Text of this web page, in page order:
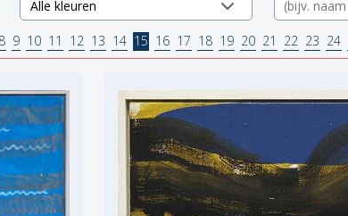
8 9 10 11 12 13 14 15 16 17 18 19 20 21 22 23 24